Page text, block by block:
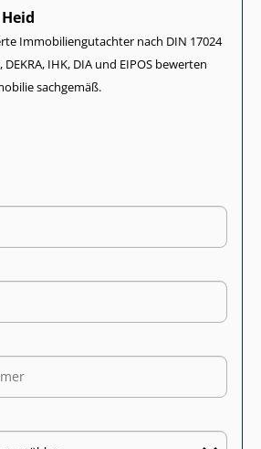
Im­mo­bi­li­en­gut­ach­ter nach DIN 17024
DEKRA, IHK, DIA und EIPOS bewerten
sachgemäß.